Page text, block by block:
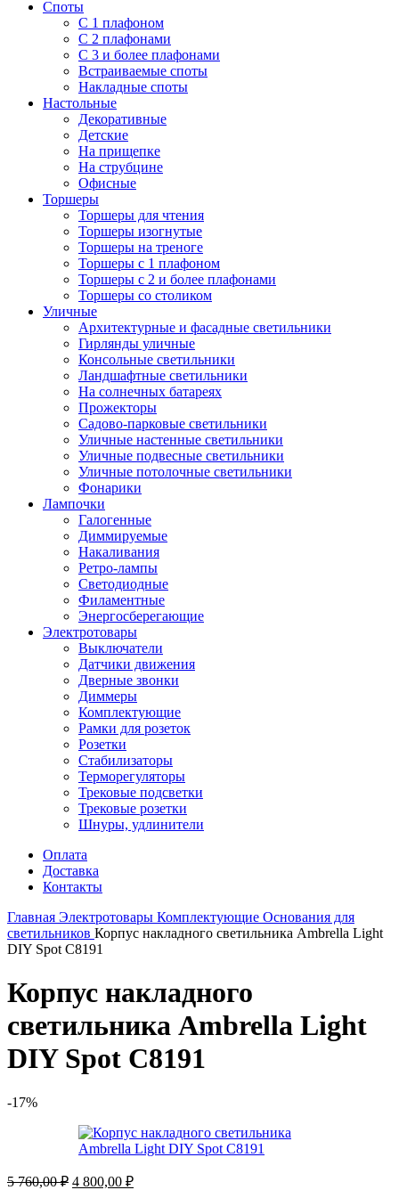
Споты
С 1 плафоном
С 2 плафонами
С 3 и более плафонами
Встраиваемые споты
Накладные споты
Настольные
Декоративные
Детские
На прищепке
На струбцине
Офисные
Торшеры
Торшеры для чтения
Торшеры изогнутые
Торшеры на треноге
Торшеры с 1 плафоном
Торшеры с 2 и более плафонами
Торшеры со столиком
Уличные
Архитектурные и фасадные светильники
Гирлянды уличные
Консольные светильники
Ландшафтные светильники
На солнечных батареях
Прожекторы
Садово-парковые светильники
Уличные настенные светильники
Уличные подвесные светильники
Уличные потолочные светильники
Фонарики
Лампочки
Галогенные
Диммируемые
Накаливания
Ретро-лампы
Светодиодные
Филаментные
Энергосберегающие
Электротовары
Выключатели
Датчики движения
Дверные звонки
Диммеры
Комплектующие
Рамки для розеток
Розетки
Стабилизаторы
Терморегуляторы
Трековые подсветки
Трековые розетки
Шнуры, удлинители
Оплата
Доставка
Контакты
Главная Электротовары Комплектующие Основания для
светильников Корпус накладного светильника Ambrella Light
DIY Spot C8191
Корпус накладного
светильника Ambrella Light
DIY Spot C8191
-17%
5 760,00₽ Первоначальная
4 800,00 ₽Текущая